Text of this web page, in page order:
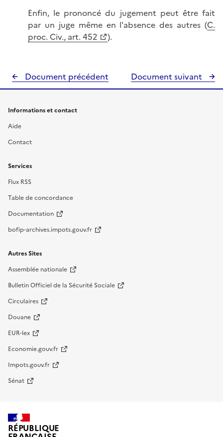
Enfin, le prononcé du jugement peut être fait
par un juge même en l'absence des autres (C.
proc. Civ., art. 452
).
Document précédent Document suivant
Informations et contact
Aide
Contact
Services
Flux RSS
Table de concordance
Documentation
bofip-archives.impots.gouv.fr
Autres Sites
Assemblée nationale
Bulletin Officiel de la Sécurité Sociale
Circulaires
Douane
EUR-lex
Economie.gouv.fr
Impots.gouv.fr
Sénat
RÉPUBLIQUE